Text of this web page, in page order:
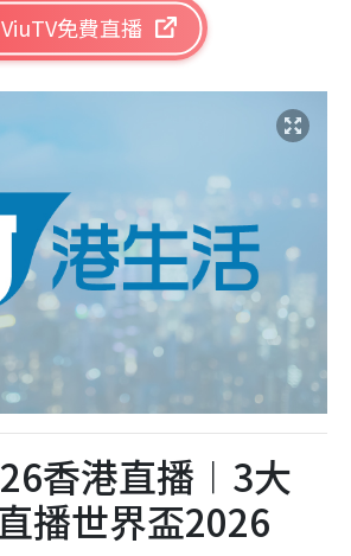
免費直播
香港直播︱3大
播世界盃2026